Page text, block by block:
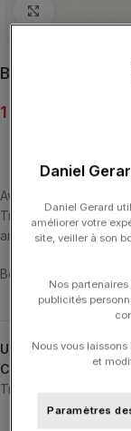
Boucles
1 300.00
Avec ses deux brins
Tresse s’inspire de
amoureux.
Boucles d’oreilles
UGS :951030
Catégories :
Tresse
Daniel
Daniel Gerard
améliorer votre
site, veiller à son
Nos
publicités
Nous vous
et
Paramètres